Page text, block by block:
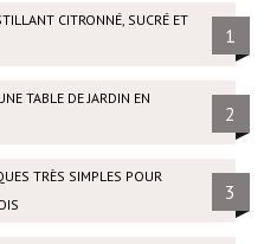
CITRONNÉ, SUCRÉ ET
1
TABLE DE JARDIN EN
2
TRÈS SIMPLES POUR
3